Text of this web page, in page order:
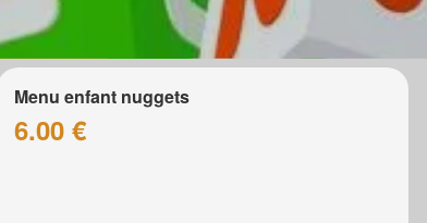
Menu enfant nuggets
6.00 €